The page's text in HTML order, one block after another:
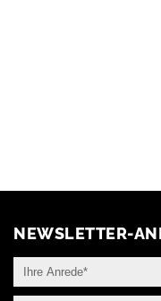
NEWSLETTER-